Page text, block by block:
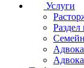
Услуги